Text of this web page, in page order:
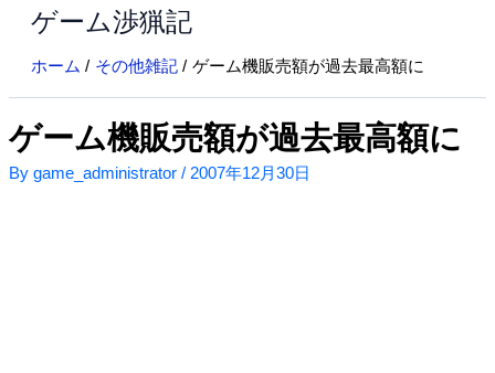
ス
キ
ッ
プ
ゲーム渉猟記
ホーム その他雑記 ゲーム機販売額が過去最高額に
ゲーム機販売額が過去最高額に
By game_administrator / 2007年12月30日